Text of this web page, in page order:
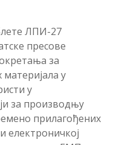
ЛПИ-27
пресове
за
у
у
за производњу
прилагођених
електроничкој